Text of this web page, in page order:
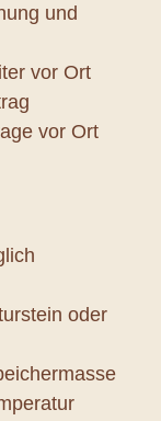
und
vor Ort
vor Ort
oder